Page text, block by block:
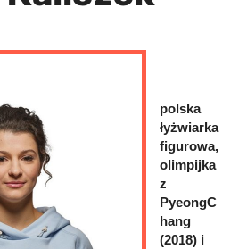
polska
łyżwiarka
figurowa,
olimpijka
z
PyeongC
hang
(2018) i